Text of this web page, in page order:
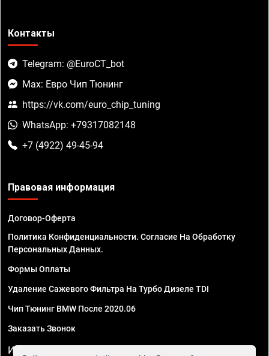
Контакты
Telegram: @EuroCT_bot
Max: Евро Чип Тюнинг
https://vk.com/euro_chip_tuning
WhatsApp: +79317082148
+7 (4922) 49-45-94
Правовая информация
Договор-Оферта
Политика Конфиденциальности. Согласие На Обработку
Персональных Данных.
Формы Оплаты
Удаление Сажевого Фильтра На Турбо Дизеле TDI
Чип Тюнинг BMW После 2020.06
Заказать Звонок
ИП Смирнов Георгий Павлович. ИНН 781302555843,